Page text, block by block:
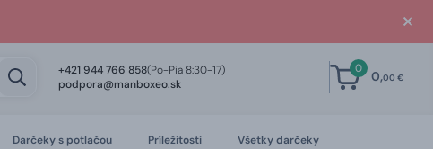
+421 944 766 858(Po-Pia 8:30-17)
podpora@manboxeo.sk
0 0,00 €
Darčeky s potlačou Príležitosti Všetky darčeky